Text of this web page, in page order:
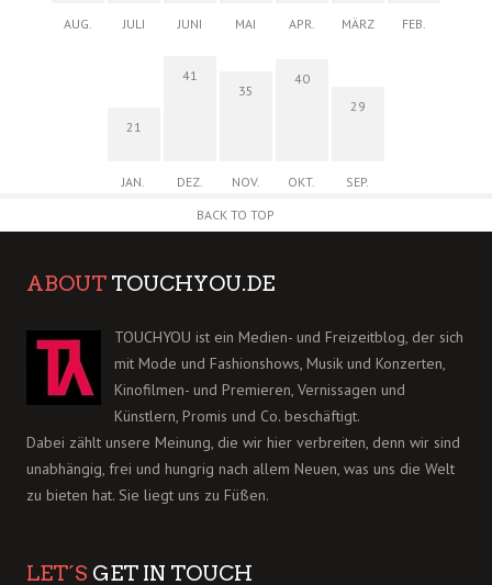
AUG. JULI JUNI MAI APR. MÄRZ FEB.
21
JAN.
41
DEZ.
35
NOV.
40
OKT.
29
SEP.
BACK TO TOP
ABOUT TOUCHYOU.DE
TOUCHYOU ist ein Medien- und Freizeitblog, der sich
mit Mode und Fashionshows, Musik und Konzerten,
Kinofilmen- und Premieren, Vernissagen und
Künstlern, Promis und Co. beschäftigt.
Dabei zählt unsere Meinung, die wir hier verbreiten, denn wir sind
unabhängig, frei und hungrig nach allem Neuen, was uns die Welt
zu bieten hat. Sie liegt uns zu Füßen.
LET´S GET IN TOUCH